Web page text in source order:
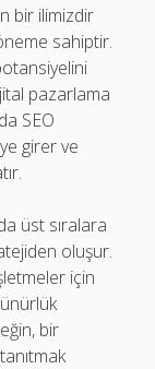
bir ilimizdir
sahiptir.
pazarlama
SEO
girer ve
üst sıralara
oluşur.
için
bir